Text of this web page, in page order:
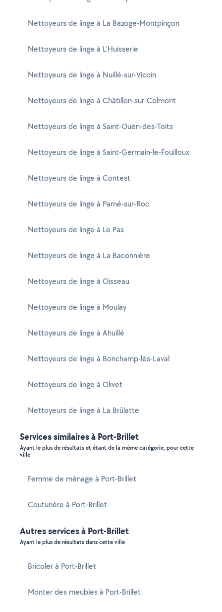
Nettoyeurs de linge à La Bazoge-Montpinçon
Nettoyeurs de linge à L'Huisserie
Nettoyeurs de linge à Nuillé-sur-Vicoin
Nettoyeurs de linge à Châtillon-sur-Colmont
Nettoyeurs de linge à Saint-Ouën-des-Toits
Nettoyeurs de linge à Saint-Germain-le-Fouilloux
Nettoyeurs de linge à Contest
Nettoyeurs de linge à Parné-sur-Roc
Nettoyeurs de linge à Le Pas
Nettoyeurs de linge à La Baconnière
Nettoyeurs de linge à Oisseau
Nettoyeurs de linge à Moulay
Nettoyeurs de linge à Ahuillé
Nettoyeurs de linge à Bonchamp-lès-Laval
Nettoyeurs de linge à Olivet
Nettoyeurs de linge à La Brûlatte
Services similaires à Port-Brillet
Ayant le plus de résultats et étant de la même catégorie, pour cette
ville
Femme de ménage à Port-Brillet
Couturière à Port-Brillet
Autres services à Port-Brillet
Ayant le plus de résultats dans cette ville
Bricoler à Port-Brillet
Monter des meubles à Port-Brillet